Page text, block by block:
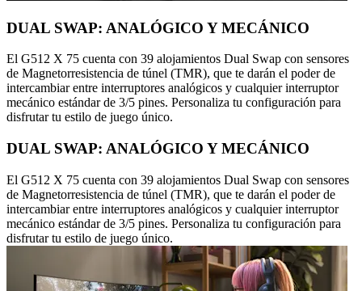
DUAL SWAP: ANALÓGICO Y MECÁNICO
El G512 X 75 cuenta con 39 alojamientos Dual Swap con sensores
de Magnetorresistencia de túnel (TMR), que te darán el poder de
intercambiar entre interruptores analógicos y cualquier interruptor
mecánico estándar de 3/5 pines. Personaliza tu configuración para
disfrutar tu estilo de juego único.
DUAL SWAP: ANALÓGICO Y MECÁNICO
El G512 X 75 cuenta con 39 alojamientos Dual Swap con sensores
de Magnetorresistencia de túnel (TMR), que te darán el poder de
intercambiar entre interruptores analógicos y cualquier interruptor
mecánico estándar de 3/5 pines. Personaliza tu configuración para
disfrutar tu estilo de juego único.